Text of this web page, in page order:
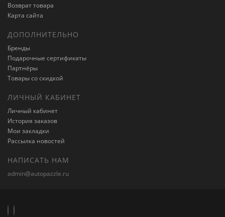
Возврат товара
Карта сайта
ДОПОЛНИТЕЛЬНО
Бренды
Подарочные сертификаты
Партнёры
Товары со скидкой
ЛИЧНЫЙ КАБИНЕТ
Личный кабинет
История заказов
Мои закладки
Рассылка новостей
НАПИСАТЬ НАМ
admin@autopazzle.ru